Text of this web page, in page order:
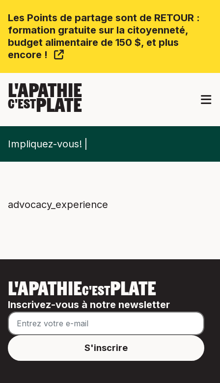
Les Points de partage sont de RETOUR :
formation gratuite sur la citoyenneté,
budget alimentaire de 150 $, et plus
encore !
L'APATHIE
C'ESTPLATE
Impliquez-vous!
advocacy_experience
L'APATHIEC'ESTPLATE
Inscrivez-vous à notre newsletter